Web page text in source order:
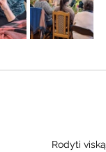
Rodyti viską